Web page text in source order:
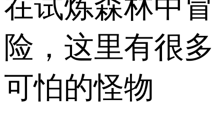
在试炼森林中冒
险，这里有很多
可怕的怪物